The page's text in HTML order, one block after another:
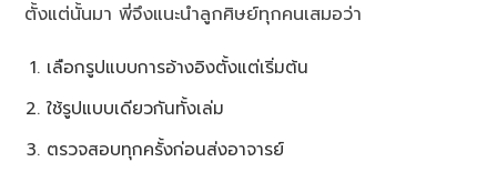
ตั้งแต่นั้นมา พี่จึงแนะนำลูกศิษย์ทุกคนเสมอว่า
เลือกรูปแบบการอ้างอิงตั้งแต่เริ่มต้น
ใช้รูปแบบเดียวกันทั้งเล่ม
ตรวจสอบทุกครั้งก่อนส่งอาจารย์